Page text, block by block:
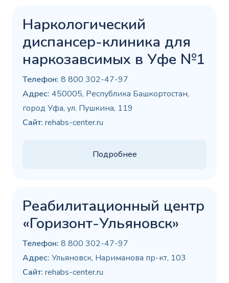
Наркологический
диспансер-клиника для
наркозавсимых в Уфе №1
Телефон: 8 800 302-47-97
Адрес: 450005, Республика Башкортостан,
город Уфа, ул. Пушкина, 119
Сайт: rehabs-center.ru
Подробнее
Реабилитационный центр
«Горизонт-Ульяновск»
Телефон: 8 800 302-47-97
Адрес: Ульяновск, Нариманова пр-кт, 103
Сайт: rehabs-center.ru